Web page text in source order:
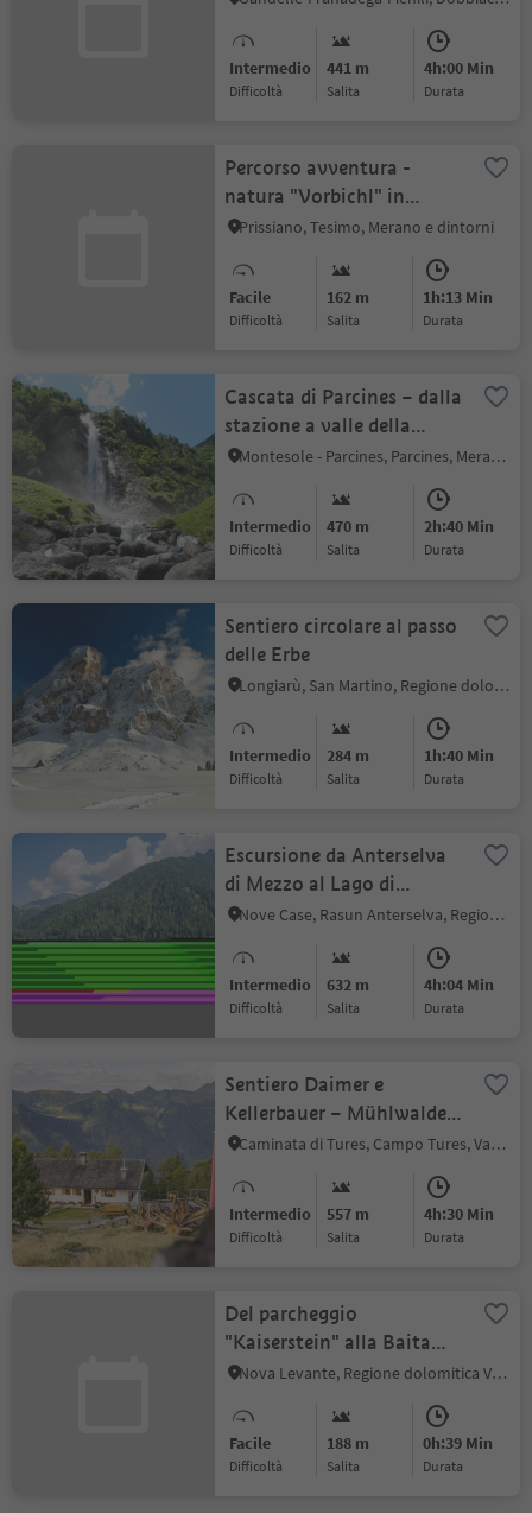
Intermedio
Difficoltà
441 m
Salita
4h:00 Min
durata
Percorso avventura -
natura "Vorbichl" in
inverno
Prissiano, Tesimo, Merano e dintorni
Facile
Difficoltà
162 m
Salita
1h:13 Min
durata
Cascata di Parcines – dalla
stazione a valle della
funivia Texelbahn
Montesole - Parcines, Parcines, Merano e dintorni
Intermedio
Difficoltà
470 m
Salita
2h:40 Min
durata
Sentiero circolare al passo
delle Erbe
Longiarù, San Martino, Regione dolomitica Plan de Corones
Intermedio
Difficoltà
284 m
Salita
1h:40 Min
durata
Escursione da Anterselva
di Mezzo al Lago di
Anterselva
Nove Case, Rasun Anterselva, Regione dolomitica Plan de Corones
Intermedio
Difficoltà
632 m
Salita
4h:04 Min
durata
Sentiero Daimer e
Kellerbauer – Mühlwalder
Jöchl [giogo] –
Weizgruber Alm [malga] –
Selva dei Molini
(Pietersteiner Alm
Caminata di Tures, Campo Tures, Valle Aurina
Intermedio
Difficoltà
557 m
Salita
4h:30 Min
durata
Del parcheggio
"Kaiserstein" alla Baita
Masaré
Nova Levante, Regione dolomitica Val d'Ega
Facile
Difficoltà
188 m
Salita
0h:39 Min
durata